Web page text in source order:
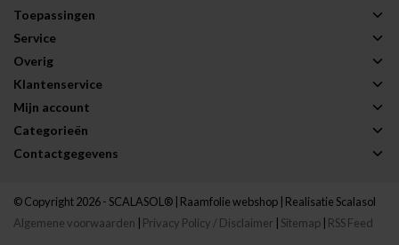
Toepassingen
Service
Overig
Klantenservice
Mijn account
Categorieën
Contactgegevens
© Copyright 2026 - SCALASOL® | Raamfolie webshop | Realisatie Scalasol
Algemene voorwaarden
Privacy Policy / Disclaimer Sitemap RSS Feed